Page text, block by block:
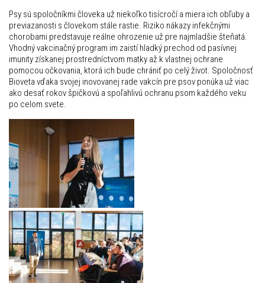
Psy sú spoločníkmi človeka už niekoľko tisícročí a miera ich obľuby a
previazanosti s človekom stále rastie. Riziko nákazy infekčnými
chorobami predstavuje reálne ohrozenie už pre najmladšie šteňatá.
Vhodný vakcinačný program im zaistí hladký prechod od pasívnej
imunity získanej prostredníctvom matky až k vlastnej ochrane
pomocou očkovania, ktorá ich bude chrániť po celý život. Spoločnosť
Bioveta vďaka svojej inovovanej rade vakcín pre psov ponúka už viac
ako desať rokov špičkovú a spoľahlivú ochranu psom každého veku
po celom svete.